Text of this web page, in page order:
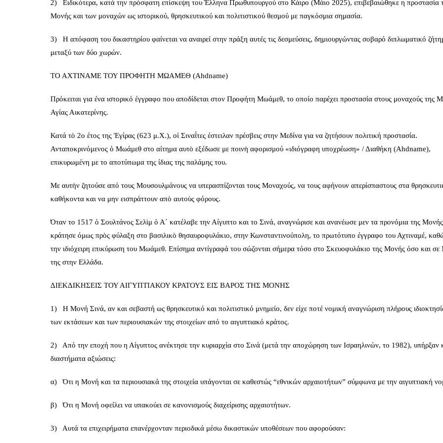
2) Ειδικότερα, κατά την πρόσφατη επίσκεψη του Έλληνα Πρωθυπουργού στο Κάιρο (Μάιο 2025), επιβεβαιώθηκε η προστασία
Μονής και των μοναχών ως ιστορικού, θρησκευτικού και πολιτιστικού θεσμού με παγκόσμια σημασία.
3) Η απόφαση του δικαστηρίου φαίνεται να αναιρεί στην πράξη αυτές τις δεσμεύσεις, δημιουργώντας σοβαρό διπλωματικό
μεταξύ των δύο χωρών.
ΤΟ ΑΧΤΙΝΑΜΕ ΤΟΥ ΠΡΟΦΗΤΗ ΜΩΑΜΕΘ (Ahdname)
Πρόκειται για ένα ιστορικό έγγραφο που αποδίδεται στον Προφήτη Μωάμεθ, το οποίο παρέχει προστασία στους μοναχούς της
Αγίας Αικατερίνης.
Κατά τὸ 2ο έτος της Ἐγίρας (623 μ.Χ.), οἱ Σιναΐτες έστειλαν πρέσβεις στην Μεδίνα για να ζητήσουν πολιτική προστασία.
Ανταποκρινόμενος ὁ Μωάμεθ στο αίτημα αυτὸ εξέδωσε με ποινὴ αφορισμού «ιδιόγραφη υποχρέωση» / Διαθήκη (Ahdname),
επικυρωμένη με το αποτύπωμα της ίδιας της παλάμης του.
Με αυτὴν ζητούσε από τους Μουσουλμάνους να υπερασπίζονται τους Μοναχούς, να τους αφήνουν απερίσπαστους στα
καθήκοντα και να μην εισπράττουν απὸ αυτοὺς φόρους.
Όταν το 1517 ὁ Σουλτάνος Σελὶμ ὁ Α΄ κατέλαβε την Αίγυπτο και το Σινά, αναγνώρισε και ανανέωσε μεν τα προνόμια της
κράτησε όμως πρὸς φύλαξη στο βασιλικὸ θησαυροφυλάκιο, στην Κωνσταντινούπολη, το πρωτότυπο έγγραφο του Αχτιναμέ,
την ιδιόχειρη επικύρωση του Μωάμεθ. Επίσημα αντίγραφά του σώζονται σήμερα τόσο στο Σκευοφυλάκιο της Μονής όσο και σε
της στην Ελλάδα.
ΔΙΕΚΔΙΚΗΣΕΙΣ ΤΟΥ ΑΙΓΥΠΤΙΑΚΟΥ ΚΡΑΤΟΥΣ ΕΙΣ ΒΑΡΟΣ ΤΗΣ ΜΟΝΗΣ
1) Η Μονή Σινά, αν και σεβαστή ως θρησκευτικό και πολιτιστικό μνημείο, δεν είχε ποτέ νομική αναγνώριση πλήρους
των εκτάσεων και των περιουσιακών της στοιχείων από το αιγυπτιακό κράτος.
2) Από την εποχή που η Αίγυπτος ανέκτησε την κυριαρχία στο Σινά (μετά την αποχώρηση των Ισραηλινών, το 1982), υπήρξαν
διαστήματα αξιώσεις:
α) Ότι η Μονή και τα περιουσιακά της στοιχεία υπάγονται σε καθεστώς “εθνικών αρχαιοτήτων” σύμφωνα με την αιγυπτιακή
β) Ότι η Μονή οφείλει να υπακούει σε κανονισμούς διαχείρισης αρχαιοτήτων.
3) Αυτά τα επιχειρήματα επανέρχονταν περιοδικά μέσω δικαστικών υποθέσεων που αφορούσαν: